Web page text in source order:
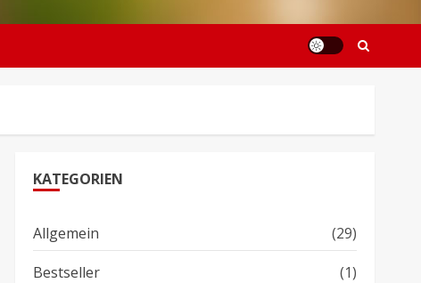
KATEGORIEN
Allgemein
(29)
Bestseller
(1)